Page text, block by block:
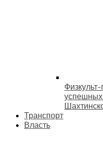
Транспорт
Власть